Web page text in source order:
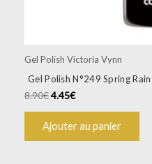
Gel Polish Victoria Vynn
Gel Polish N°249 Spring
8.90€4.45€
Ajouter au panier